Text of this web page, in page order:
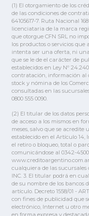
(1) El otorgamiento de los
de las condiciones de
64105617-7. Ruta Nacional
licenciataria de la marca
que otorgue CFN SRL no
los productos o servicios que
intenta ser una oferta, ni
que se le de el carácter de
establecidos en Ley Nº
contratación, información al
stock y nómina de los
consultadas en las
0800 555 0090.
(2) El titular de los datos
de acceso a los mismos en
meses, salvo que se
establecido en el Artículo 14,
el retiro o bloqueo, total o
comunicándose al 0342-
cualquiera de las sucursales
INC. 3. El titular podrá en
de su nombre de los bancos
artículo. Decreto 1558/01 -
con fines de publicidad que
electrónico, Internet u otro
en forma expresa y